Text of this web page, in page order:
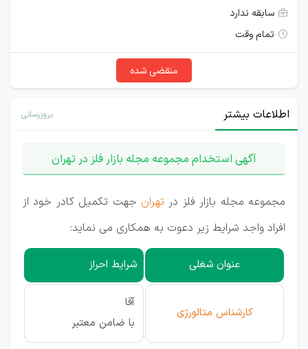
سابقه ندارد
تمام وقت
منقضی شده
اطلاعات بیشتر بروزرسانی
آگهی استخدام مجموعه مجله بازار فلز در تهران
مجموعه مجله بازار فلز در تهران جهت تکمیل کادر خود از
افراد واجد شرایط زیر دعوت به همکاری می نماید:
عنوان شغلی شرایط احراز
کارشناس متالورژی
آقا
با ضامن معتبر